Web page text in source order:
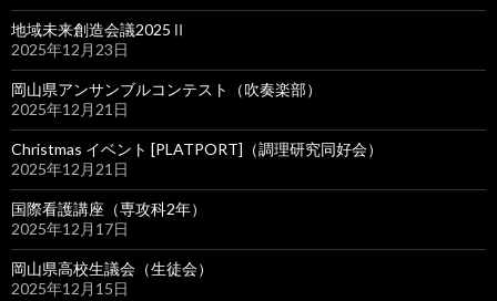
地域未来創造会議2025Ⅱ
2025年12月23日
岡山県アンサンブルコンテスト（吹奏楽部）
2025年12月21日
Christmas イベント [PLATPORT]（調理研究同好会）
2025年12月21日
国際看護講座（専攻科2年）
2025年12月17日
岡山県高校生議会（生徒会）
2025年12月15日